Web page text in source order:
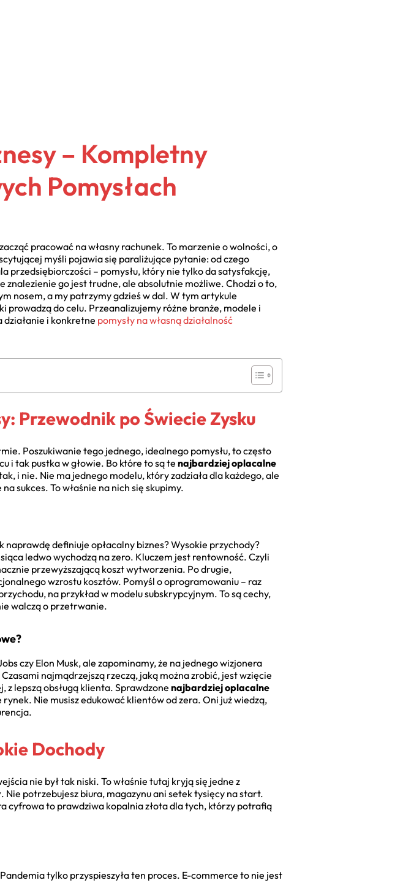
– Kompletny
Pomysłach
pracować na własny rachunek. To marzenie o wolności, o
myśli pojawia się paraliżujące pytanie: od czego
przedsiębiorczości – pomysłu, który nie tylko da satysfakcję,
go jest trudne, ale absolutnie możliwe. Chodzi o to,
nosem, a my patrzymy gdzieś w dal. W tym artykule
do celu. Przeanalizujemy różne branże, modele i
działanie i konkretne pomysły na własną działalność
Przewodnik po Świecie Zysku
Poszukiwanie tego jednego, idealnego pomysłu, to często
i tak pustka w głowie. Bo które to są te najbardziej oplacalne
i nie. Nie ma jednego modelu, który zadziała dla każdego, ale
sukces. To właśnie na nich się skupimy.
definiuje opłacalny biznes? Wysokie przychody?
ledwo wychodzą na zero. Kluczem jest rentowność. Czyli
przewyższającą koszt wytworzenia. Po drugie,
wzrostu kosztów. Pomyśl o oprogramowaniu – raz
na przykład w modelu subskrypcyjnym. To są cechy,
walczą o przetrwanie.
czy Elon Musk, ale zapominamy, że na jednego wizjonera
najmądrzejszą rzeczą, jaką można zrobić, jest wzięcie
lepszą obsługą klienta. Sprawdzonenajbardziej oplacalne
Nie musisz edukować klientów od zera. Oni już wiedzą,
Dochody
nie był tak niski. To właśnie tutaj kryją się jedne z
. Nie potrzebujesz biura, magazynu ani setek tysięcy na start.
cyfrowa to prawdziwa kopalnia złota dla tych, którzy potrafią
tylko przyspieszyła ten proces. E-commerce to nie jest